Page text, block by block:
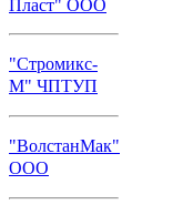
Пласт" ООО
"Стромикс-
М" ЧПТУП
"ВолстанМак"
ООО